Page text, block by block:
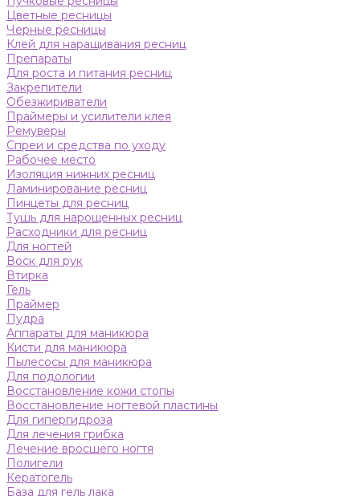
Цветные ресницы
Черные ресницы
Клей для наращивания ресниц
Препараты
Для роста и питания ресниц
Закрепители
Обезжириватели
Праймеры и усилители клея
Ремуверы
Спреи и средства по уходу
Рабочее место
Изоляция нижних ресниц
Ламинирование ресниц
Пинцеты для ресниц
Тушь для нарощенных ресниц
Расходники для ресниц
Для ногтей
Воск для рук
Втирка
Гель
Праймер
Пудра
Аппараты для маникюра
Кисти для маникюра
Пылесосы для маникюра
Для подологии
Восстановление кожи стопы
Восстановление ногтевой пластины
Для гипергидроза
Для лечения грибка
Лечение вросшего ногтя
Полигели
Кератогель
База для гель лака